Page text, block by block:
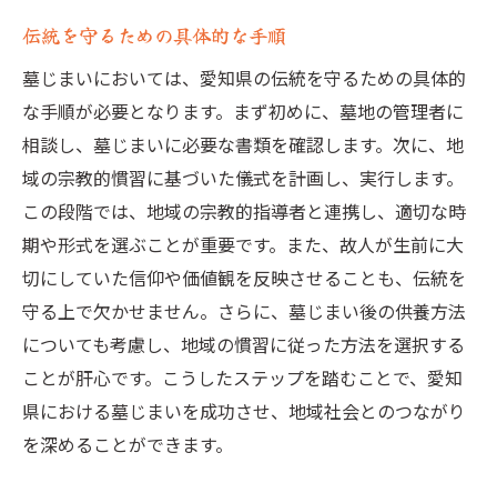
伝統を守るための具体的な手順
墓じまいにおいては、愛知県の伝統を守るための具体的
な手順が必要となります。まず初めに、墓地の管理者に
相談し、墓じまいに必要な書類を確認します。次に、地
域の宗教的慣習に基づいた儀式を計画し、実行します。
この段階では、地域の宗教的指導者と連携し、適切な時
期や形式を選ぶことが重要です。また、故人が生前に大
切にしていた信仰や価値観を反映させることも、伝統を
守る上で欠かせません。さらに、墓じまい後の供養方法
についても考慮し、地域の慣習に従った方法を選択する
ことが肝心です。こうしたステップを踏むことで、愛知
県における墓じまいを成功させ、地域社会とのつながり
を深めることができます。